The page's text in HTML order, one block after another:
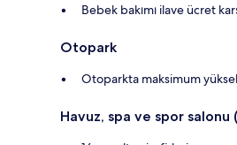
Bebek bakımı ilave ücret
Otopark
Otoparkta maksimum
Havuz, spa ve spor salonu